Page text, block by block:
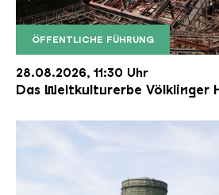
ÖFFENTLICHE FÜHRUNG
Der Erzschrägaufzug der
Copyright: Weltkulturerbe
28.08.2026, 11:30 Uhr
Das Weltkulturerbe Völklinger